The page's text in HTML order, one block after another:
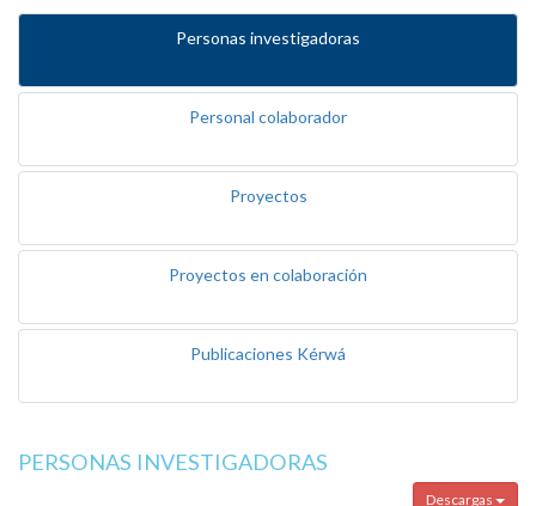
Personas investigadoras
Personal colaborador
Proyectos
Proyectos en colaboración
Publicaciones Kérwá
PERSONAS INVESTIGADORAS
Descargas